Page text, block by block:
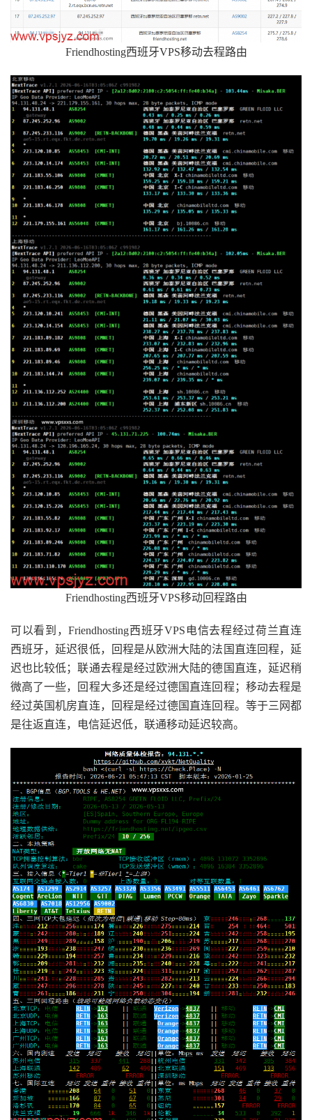
Friendhosting西班牙VPS移动去程路由
Friendhosting西班牙VPS移动回程路由
可以看到，Friendhosting西班牙VPS电信去程经过荷兰直连
西班牙，延迟很低，回程是从欧洲大陆的法国直连回程，延
迟也比较低；联通去程是经过欧洲大陆的德国直连，延迟稍
微高了一些，回程大多还是经过德国直连回程；移动去程是
经过英国机房直连，回程是经过德国直连回程。等于三网都
是往返直连，电信延迟低，联通移动延迟较高。